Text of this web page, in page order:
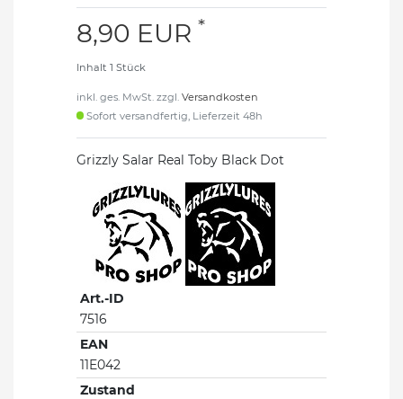
8,90 EUR *
Inhalt 1 Stück
inkl. ges. MwSt. zzgl. Versandkosten
Sofort versandfertig, Lieferzeit 48h
Grizzly Salar Real Toby Black Dot
Art.-ID
7516
EAN
11E042
Zustand